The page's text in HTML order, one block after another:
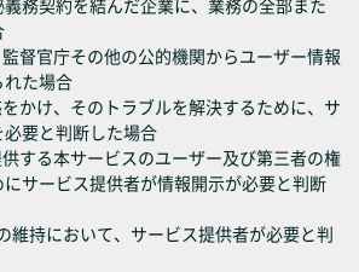
務契約を結んだ企業に、業務の全部また
督官庁その他の公的機関からユーザー情報
た場合
かけ、そのトラブルを解決するために、サ
要と判断した場合
する本サービスのユーザー及び第三者の権
サービス提供者が情報開示が必要と判断
維持において、サービス提供者が必要と判